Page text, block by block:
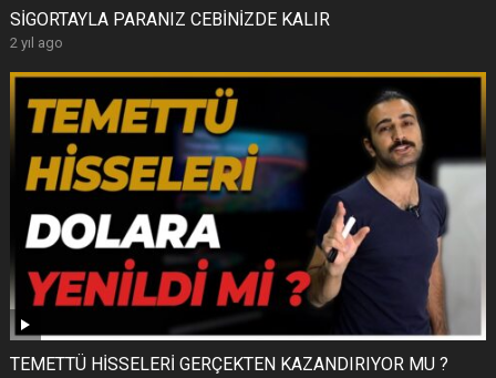
SİGORTAYLA PARANIZ CEBİNİZDE KALIR
2 yıl ago
TEMETTÜ HİSSELERİ GERÇEKTEN KAZANDIRIYOR MU ?